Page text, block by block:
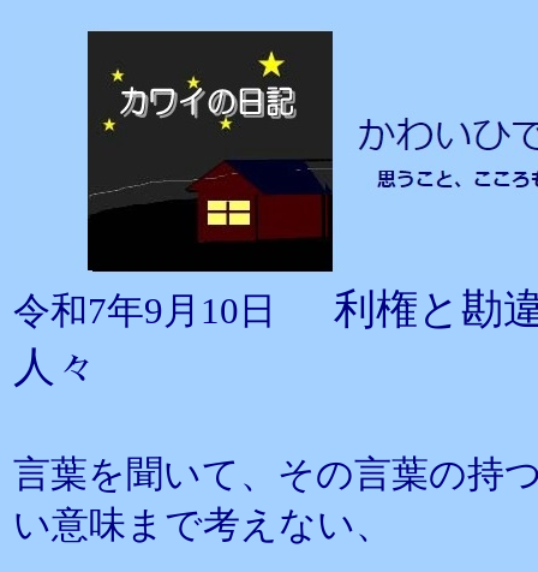
令和7年9月10日
利権と勘
人々
言葉を聞いて、その言葉の持
い意味まで考えない、